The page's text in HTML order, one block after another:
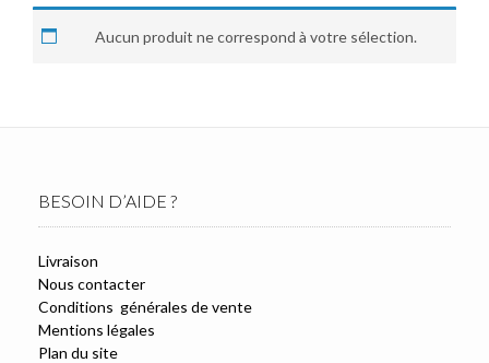
Aucun produit ne correspond à votre sélection.
BESOIN D’AIDE ?
Livraison
Nous contacter
Conditions générales de vente
Mentions légales
Plan du site